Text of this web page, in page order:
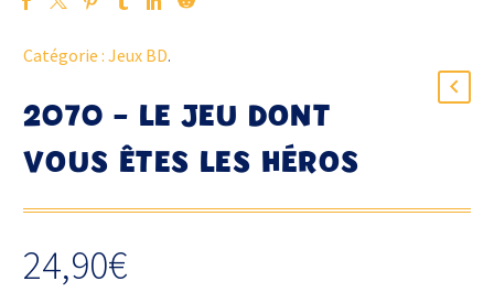
Catégorie : Jeux BD.
2070 – LE JEU DONT
VOUS ÊTES LES HÉROS
24,90€